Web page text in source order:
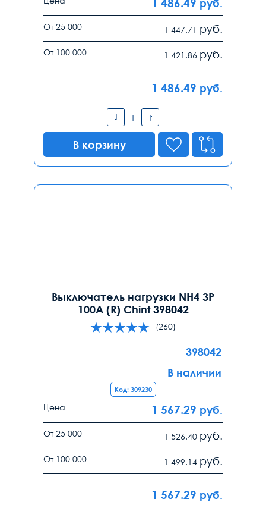
1 486.49 руб.
От 25 000 1 447.71 руб.
От 100 000 1 421.86 руб.
1 486.49 руб.
В корзину
Выключатель нагрузки NH4 3P
100A (R) Chint 398042
(260)
398042
В наличии
Код: 309230
Цена 1 567.29 руб.
От 25 000 1 526.40 руб.
От 100 000 1 499.14 руб.
1 567.29 руб.